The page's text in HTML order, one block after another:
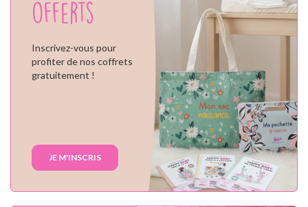
offerts
Inscrivez-vous pour
profiter de nos coffrets
gratuitement !
JE M'INSCRIS